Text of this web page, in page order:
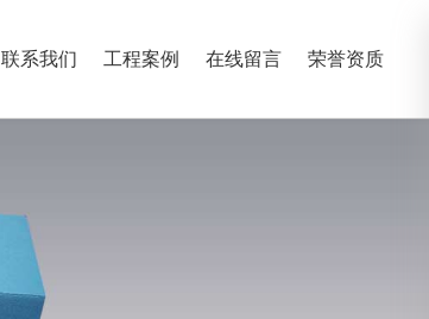
联系我们 工程案例 在线留言 荣誉资质